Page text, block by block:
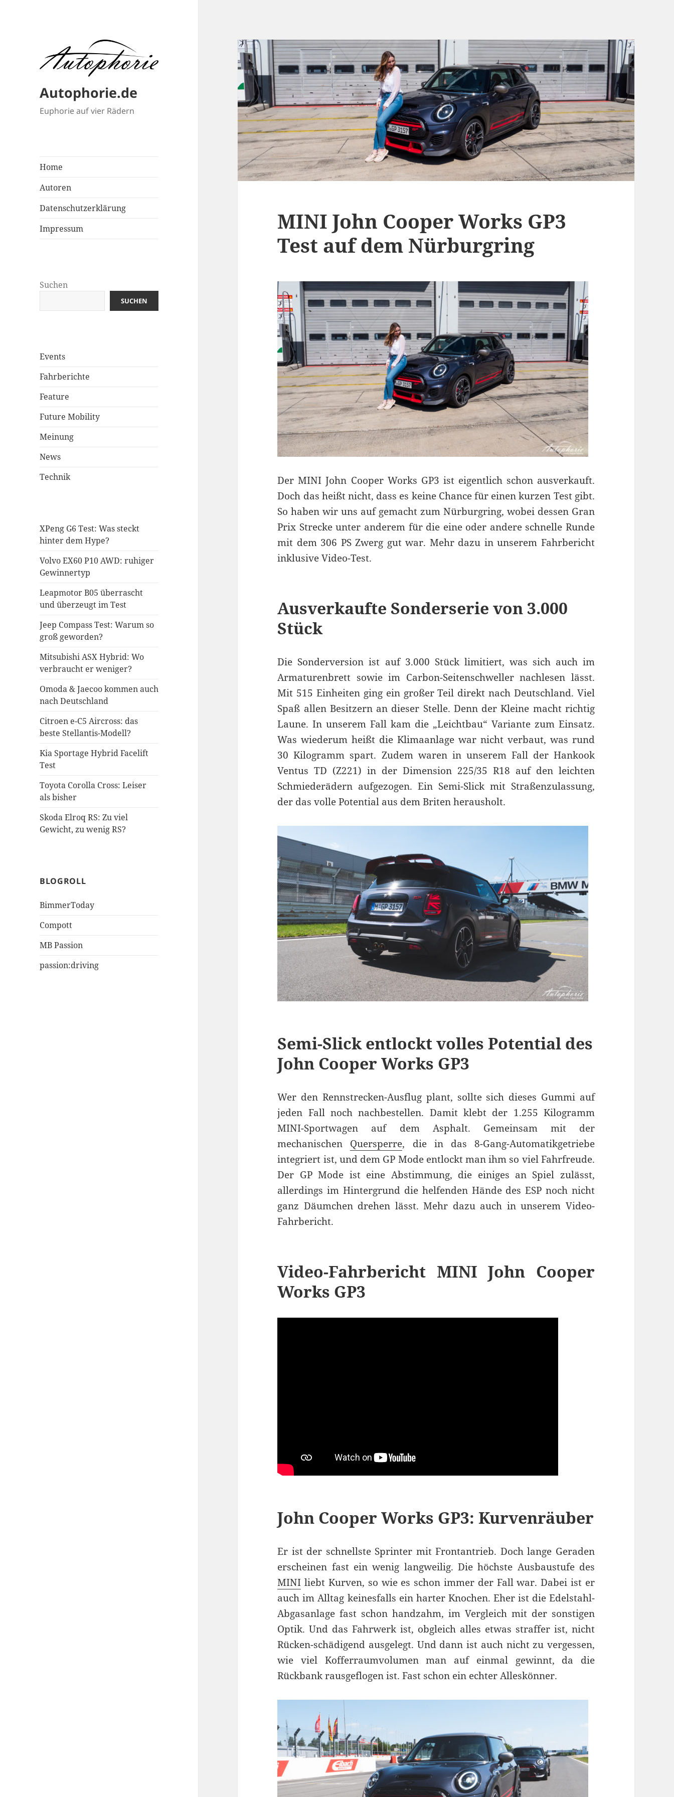
Autophorie.de
Euphorie auf vier Rädern
Home
Autoren
Datenschutzerklärung
Impressum
Suchen
SUCHEN
Events
Fahrberichte
Feature
Future Mobility
Meinung
News
Technik
XPeng G6 Test: Was steckt
hinter dem Hype?
Volvo EX60 P10 AWD: ruhiger
Gewinnertyp
Leapmotor B05 überrascht
und überzeugt im Test
Jeep Compass Test: Warum so
groß geworden?
Mitsubishi ASX Hybrid: Wo
verbraucht er weniger?
Omoda & Jaecoo kommen auch
nach Deutschland
Citroen e-C5 Aircross: das
beste Stellantis-Modell?
Kia Sportage Hybrid Facelift
Test
Toyota Corolla Cross: Leiser
als bisher
Skoda Elroq RS: Zu viel
Gewicht, zu wenig RS?
BLOGROLL
BimmerToday
Compott
MB Passion
passion:driving
MINI John Cooper Works GP3
Test auf dem Nürburgring
Der MINI John Cooper Works GP3 ist eigentlich schon ausverkauft.
Doch das heißt nicht, dass es keine Chance für einen kurzen Test gibt.
So haben wir uns auf gemacht zum Nürburgring, wobei dessen Gran
Prix Strecke unter anderem für die eine oder andere schnelle Runde
mit dem 306 PS Zwerg gut war. Mehr dazu in unserem Fahrbericht
inklusive Video-Test.
Ausverkaufte Sonderserie von 3.000
Stück
Die Sonderversion ist auf 3.000 Stück limitiert, was sich auch im
Armaturenbrett sowie im Carbon-Seitenschweller nachlesen lässt.
Mit 515 Einheiten ging ein großer Teil direkt nach Deutschland. Viel
Spaß allen Besitzern an dieser Stelle. Denn der Kleine macht richtig
Laune. In unserem Fall kam die „Leichtbau“ Variante zum Einsatz.
Was wiederum heißt die Klimaanlage war nicht verbaut, was rund
30 Kilogramm spart. Zudem waren in unserem Fall der Hankook
Ventus TD (Z221) in der Dimension 225/35 R18 auf den leichten
Schmiederädern aufgezogen. Ein Semi-Slick mit Straßenzulassung,
der das volle Potential aus dem Briten herausholt.
Semi-Slick entlockt volles Potential des
John Cooper Works GP3
Wer den Rennstrecken-Ausflug plant, sollte sich dieses Gummi auf
jeden Fall noch nachbestellen. Damit klebt der 1.255 Kilogramm
MINI-Sportwagen auf dem Asphalt. Gemeinsam mit der
mechanischen Quersperre, die in das 8-Gang-Automatikgetriebe
integriert ist, und dem GP Mode entlockt man ihm so viel Fahrfreude.
Der GP Mode ist eine Abstimmung, die einiges an Spiel zulässt,
allerdings im Hintergrund die helfenden Hände des ESP noch nicht
ganz Däumchen drehen lässt. Mehr dazu auch in unserem Video-
Fahrbericht.
Video-Fahrbericht MINI John Cooper
Works GP3
John Cooper Works GP3: Kurvenräuber
Er ist der schnellste Sprinter mit Frontantrieb. Doch lange Geraden
erscheinen fast ein wenig langweilig. Die höchste Ausbaustufe des
MINI liebt Kurven, so wie es schon immer der Fall war. Dabei ist er
auch im Alltag keinesfalls ein harter Knochen. Eher ist die Edelstahl-
Abgasanlage fast schon handzahm, im Vergleich mit der sonstigen
Optik. Und das Fahrwerk ist, obgleich alles etwas straffer ist, nicht
Rücken-schädigend ausgelegt. Und dann ist auch nicht zu vergessen,
wie viel Kofferraumvolumen man auf einmal gewinnt, da die
Rückbank rausgeflogen ist. Fast schon ein echter Alleskönner.